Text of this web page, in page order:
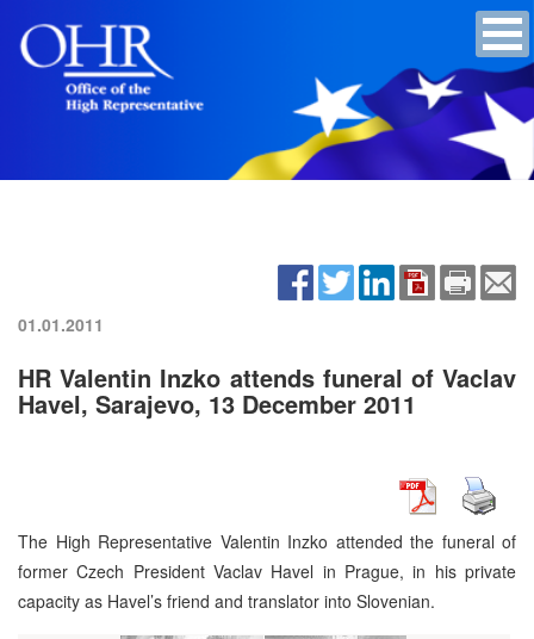
01.01.2011
HR Valentin Inzko attends funeral of Vaclav
Havel, Sarajevo, 13 December 2011
The High Representative Valentin Inzko attended the funeral of
former Czech President Vaclav Havel in Prague, in his private
capacity as Havel’s friend and translator into Slovenian.